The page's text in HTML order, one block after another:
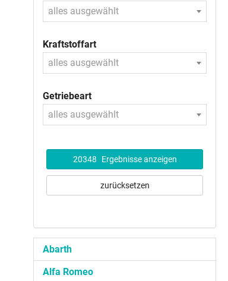
alles ausgewählt
Kraftstoffart
alles ausgewählt
Getriebeart
alles ausgewählt
20348 Ergebnisse anzeigen
zurücksetzen
Abarth
Alfa Romeo